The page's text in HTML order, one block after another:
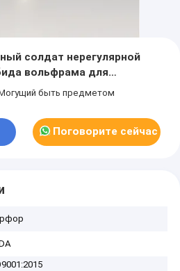
солдат нерегулярной
вольфрама для
инструмента бурения
быть предметом
Поговорите сейчас